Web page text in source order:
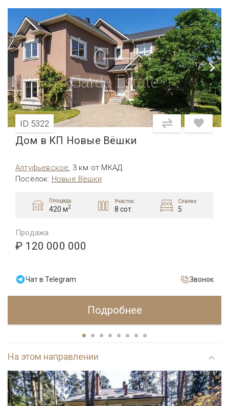
ID 5322
Дом в КП Новые Вёшки
Алтуфьевcкое, 3 км от МКАД
Посёлок: Новые Вёшки
Площадь:
420 м2
Участок:
8 сот.
Спален:
5
Продажа
₽ 120 000 000
Чат в Telegram Звонок
Подробнее
На этом направлении